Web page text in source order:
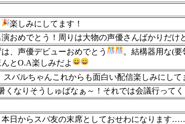
楽しみにしてます！
おめでとう！周りは大物の声優さんばかりだけ
、声優デビューおめでとう
。結構器用な(
とO.A楽しみだよ
バルちゃんこれからも面白い配信楽しみにして
くなりそうしゅばなぁ～！それでは会議行ってく
日からスバ友の末席としておせわになります